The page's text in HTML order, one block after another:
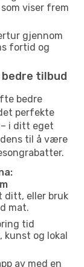
viser frem
gjennom
fortid og
tilbud
bedre
perfekte
i ditt eget
til å være
ditt, eller bruk
mat.
tid
kunst og lokal
av med en